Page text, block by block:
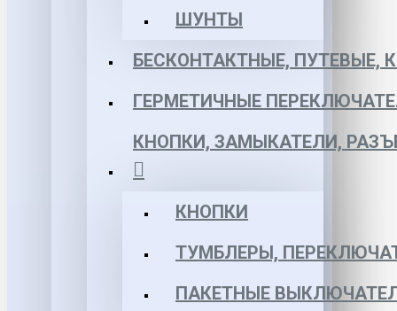
ШУНТЫ
БЕСКОНТАКТНЫЕ, ПУТЕВЫЕ,
ГЕРМЕТИЧНЫЕ
КНОПКИ, ЗАМЫКАТЕЛИ,
КНОПКИ
ТУМБЛЕРЫ,
ПАКЕТНЫЕ